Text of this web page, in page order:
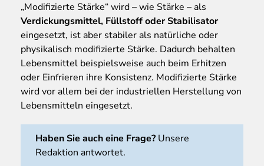
„Modifizierte Stärke“ wird – wie Stärke – als
Verdickungsmittel, Füllstoff oder Stabilisator
eingesetzt, ist aber stabiler als natürliche oder
physikalisch modifizierte Stärke. Dadurch behalten
Lebensmittel beispielsweise auch beim Erhitzen
oder Einfrieren ihre Konsistenz. Modifizierte Stärke
wird vor allem bei der industriellen Herstellung von
Lebensmitteln eingesetzt.
Haben Sie auch eine Frage? Unsere
Redaktion antwortet.